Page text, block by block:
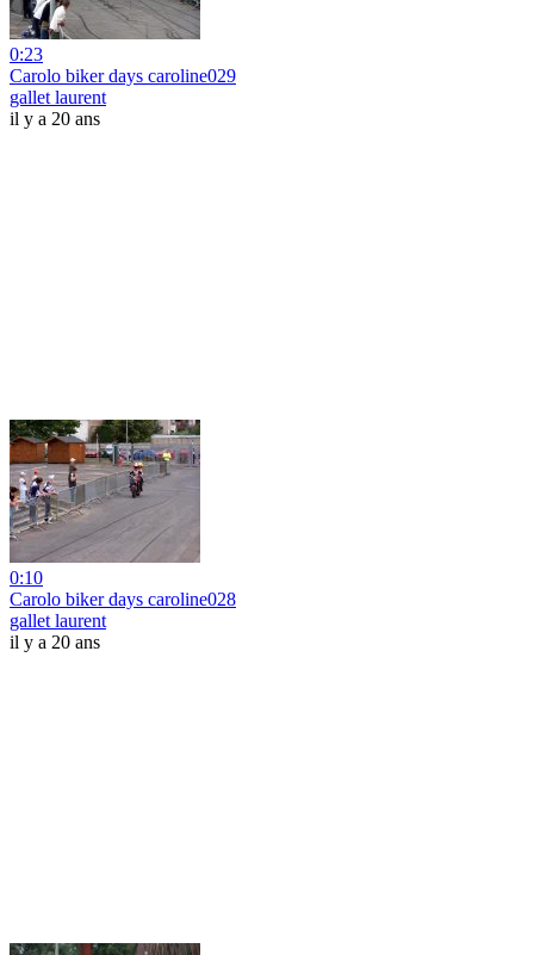
0:23
Carolo biker days caroline029
gallet laurent
il y a 20 ans
0:10
Carolo biker days caroline028
gallet laurent
il y a 20 ans